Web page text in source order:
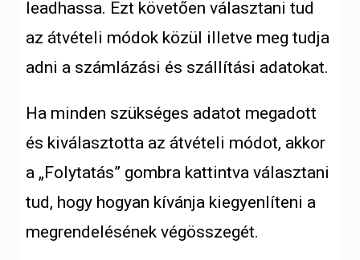
leadhassa. Ezt követően választani tud
az átvételi módok közül illetve meg tudja
adni a számlázási és szállítási adatokat.
Ha minden szükséges adatot megadott
és kiválasztotta az átvételi módot, akkor
a „Folytatás” gombra kattintva választani
tud, hogy hogyan kívánja kiegyenlíteni a
megrendelésének végösszegét.